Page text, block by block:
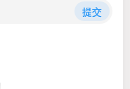
提交